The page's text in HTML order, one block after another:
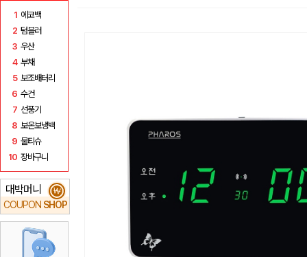
1 에코백
2 텀블러
3 우산
4 부채
5 보조배터리
6 수건
7 선풍기
8 보온보냉백
9 물티슈
10 장바구니
대박머니
COUPON SHOP
₩